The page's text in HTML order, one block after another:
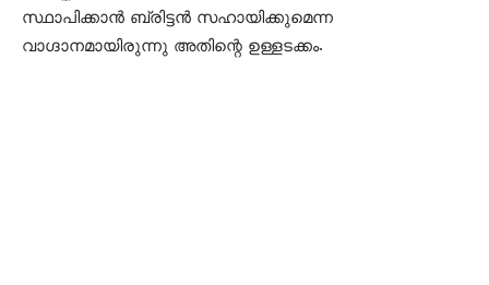
സ്ഥാപിക്കാന്‍ ബ്രിട്ടന്‍ സഹായിക്കുമെന്ന
വാഗ്ദാനമായിരുന്നു അതിന്റെ ഉള്ളടക്കം.